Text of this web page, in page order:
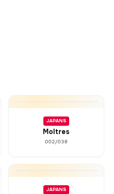
JAPANS
Moltres
002/038
JAPANS